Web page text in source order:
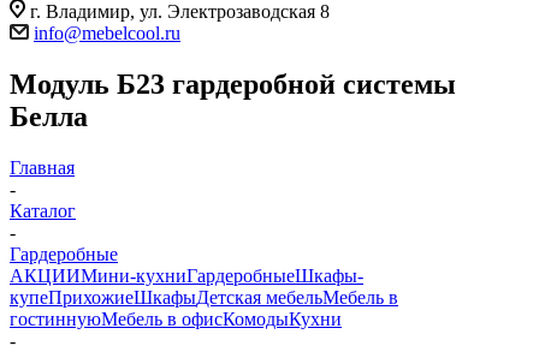
г. Владимир, ул. Электрозаводская 8
info@mebelcool.ru
Модуль Б23 гардеробной системы
Белла
Главная
-
Каталог
-
Гардеробные
АКЦИИМини-кухниГардеробныеШкафы-
купеПрихожиеШкафыДетская мебельМебель в
гостиннуюМебель в офисКомодыКухни
-